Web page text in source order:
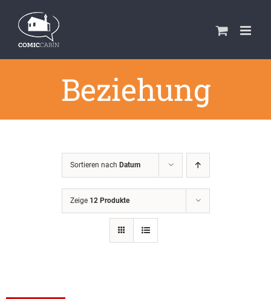
Inhalt
springen
Beziehung
Sortieren nach Datum
Zeige 12 Produkte